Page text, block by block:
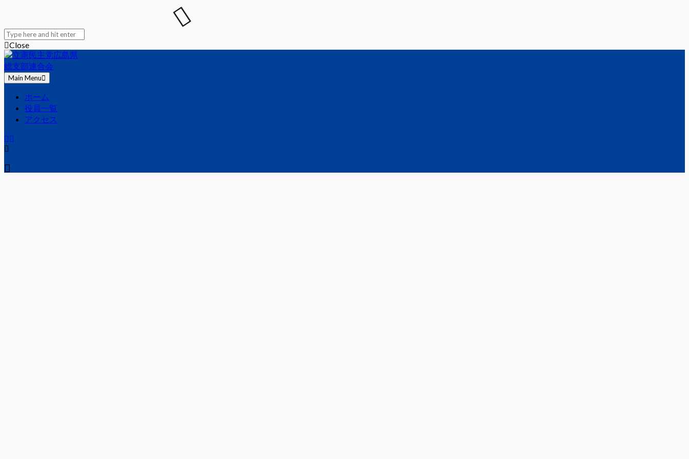
Search
for:Close
Skip
to
content
立憲民主党広島県総支部連合会
立憲民主党広島県総支部連合会のHPです。
Main Menu
ホーム
役員一覧
アクセス